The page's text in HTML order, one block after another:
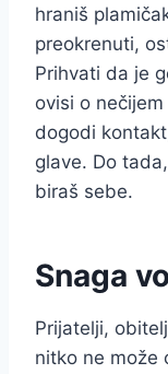
hraniš
preokrenuti,
Prihvati da je
ovisi o
dogodi
glave. Do
biraš sebe.
Snaga
Prijatelji,
nitko ne može